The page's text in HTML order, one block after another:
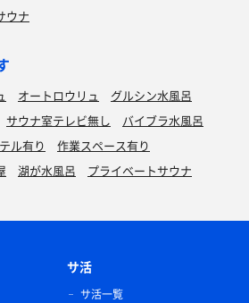
ウナ
オートロウリュ
グルシン水風呂
サウナ室テレビ無し
バイブラ水風呂
ル有り
作業スペース有り
湖が水風呂 プライベートサウナ
サ活
サ活一覧